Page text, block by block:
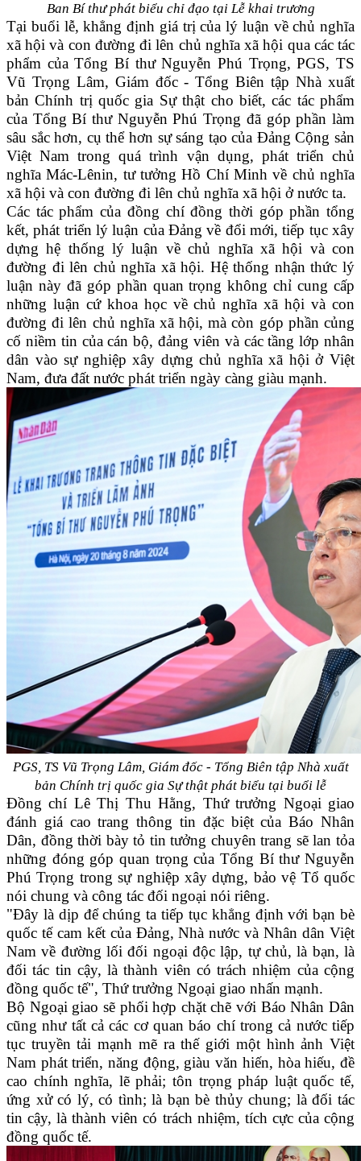
Ban Bí thư phát biểu chỉ đạo tại Lễ khai trương
Tại buổi lễ, khẳng định giá trị của lý luận về chủ nghĩa
xã hội và con đường đi lên chủ nghĩa xã hội qua các tác
phẩm của Tổng Bí thư Nguyễn Phú Trọng, PGS, TS
Vũ Trọng Lâm, Giám đốc - Tổng Biên tập Nhà xuất
bản Chính trị quốc gia Sự thật cho biết, các tác phẩm
của Tổng Bí thư Nguyễn Phú Trọng đã góp phần làm
sâu sắc hơn, cụ thể hơn sự sáng tạo của Đảng Cộng sản
Việt Nam trong quá trình vận dụng, phát triển chủ
nghĩa Mác-Lênin, tư tưởng Hồ Chí Minh về chủ nghĩa
xã hội và con đường đi lên chủ nghĩa xã hội ở nước ta.
Các tác phẩm của đồng chí đồng thời góp phần tổng
kết, phát triển lý luận của Đảng về đổi mới, tiếp tục xây
dựng hệ thống lý luận về chủ nghĩa xã hội và con
đường đi lên chủ nghĩa xã hội. Hệ thống nhận thức lý
luận này đã góp phần quan trọng không chỉ cung cấp
những luận cứ khoa học về chủ nghĩa xã hội và con
đường đi lên chủ nghĩa xã hội, mà còn góp phần củng
cố niềm tin của cán bộ, đảng viên và các tầng lớp nhân
dân vào sự nghiệp xây dựng chủ nghĩa xã hội ở Việt
Nam, đưa đất nước phát triển ngày càng giàu mạnh.
PGS, TS Vũ Trọng Lâm, Giám đốc - Tổng Biên tập Nhà xuất
bản Chính trị quốc gia Sự thật phát biểu tại buổi lễ
Đồng chí Lê Thị Thu Hằng, Thứ trưởng Ngoại giao
đánh giá cao trang thông tin đặc biệt của Báo Nhân
Dân, đồng thời bày tỏ tin tưởng chuyên trang sẽ lan tỏa
những đóng góp quan trọng của Tổng Bí thư Nguyễn
Phú Trọng trong sự nghiệp xây dựng, bảo vệ Tổ quốc
nói chung và công tác đối ngoại nói riêng.
"Đây là dịp để chúng ta tiếp tục khẳng định với bạn bè
quốc tế cam kết của Đảng, Nhà nước và Nhân dân Việt
Nam về đường lối đối ngoại độc lập, tự chủ, là bạn, là
đối tác tin cậy, là thành viên có trách nhiệm của cộng
đồng quốc tế", Thứ trưởng Ngoại giao nhấn mạnh.
Bộ Ngoại giao sẽ phối hợp chặt chẽ với Báo Nhân Dân
cũng như tất cả các cơ quan báo chí trong cả nước tiếp
tục truyền tải mạnh mẽ ra thế giới một hình ảnh Việt
Nam phát triển, năng động, giàu văn hiến, hòa hiếu, đề
cao chính nghĩa, lẽ phải; tôn trọng pháp luật quốc tế,
ứng xử có lý, có tình; là bạn bè thủy chung; là đối tác
tin cậy, là thành viên có trách nhiệm, tích cực của cộng
đồng quốc tế.